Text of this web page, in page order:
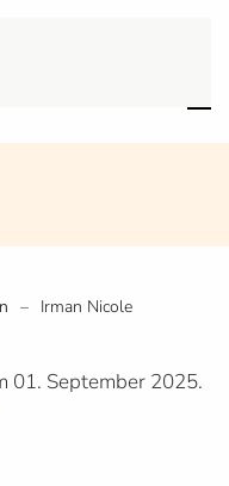
Irman Nicole
01. September 2025.